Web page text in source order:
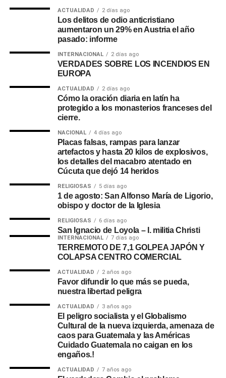
ACTUALIDAD 2 días ago
Los delitos de odio anticristiano
aumentaron un 29% en Austria el año
pasado: informe
INTERNACIONAL 2 días ago
VERDADES SOBRE LOS INCENDIOS EN
EUROPA
ACTUALIDAD 2 días ago
Cómo la oración diaria en latín ha
protegido a los monasterios franceses del
cierre.
NACIONAL 4 días ago
Placas falsas, rampas para lanzar
artefactos y hasta 20 kilos de explosivos,
los detalles del macabro atentado en
Cúcuta que dejó 14 heridos
RELIGIOSAS 5 días ago
1 de agosto: San Alfonso María de Ligorio,
obispo y doctor de la Iglesia
RELIGIOSAS 6 días ago
San Ignacio de Loyola – I. militia Christi
INTERNACIONAL 7 días ago
TERREMOTO DE 7,1 GOLPEA JAPÓN Y
COLAPSA CENTRO COMERCIAL
ACTUALIDAD 2 años ago
Favor difundir lo que más se pueda,
nuestra libertad peligra
ACTUALIDAD 3 años ago
El peligro socialista y el Globalismo
Cultural de la nueva izquierda, amenaza de
caos para Guatemala y las Américas
Cuidado Guatemala no caigan en los
engaños.!
ACTUALIDAD 7 años ago